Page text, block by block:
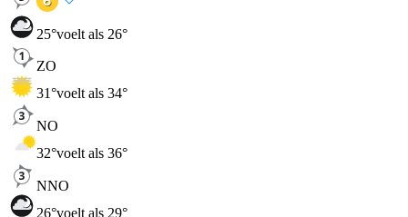
25°voelt als 26°
ZO
31°voelt als 34°
NO
32°voelt als 36°
NNO
26°voelt als 29°